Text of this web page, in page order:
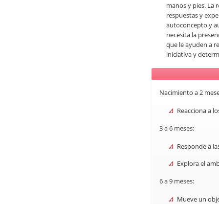
manos y pies. La
respuestas y
autoconcepto y
necesita la
que le ayuden a
iniciativa y
Nacimiento a 2
Reacciona a
3 a 6 meses:
Responde a
Explora el
6 a 9 meses:
Mueve un